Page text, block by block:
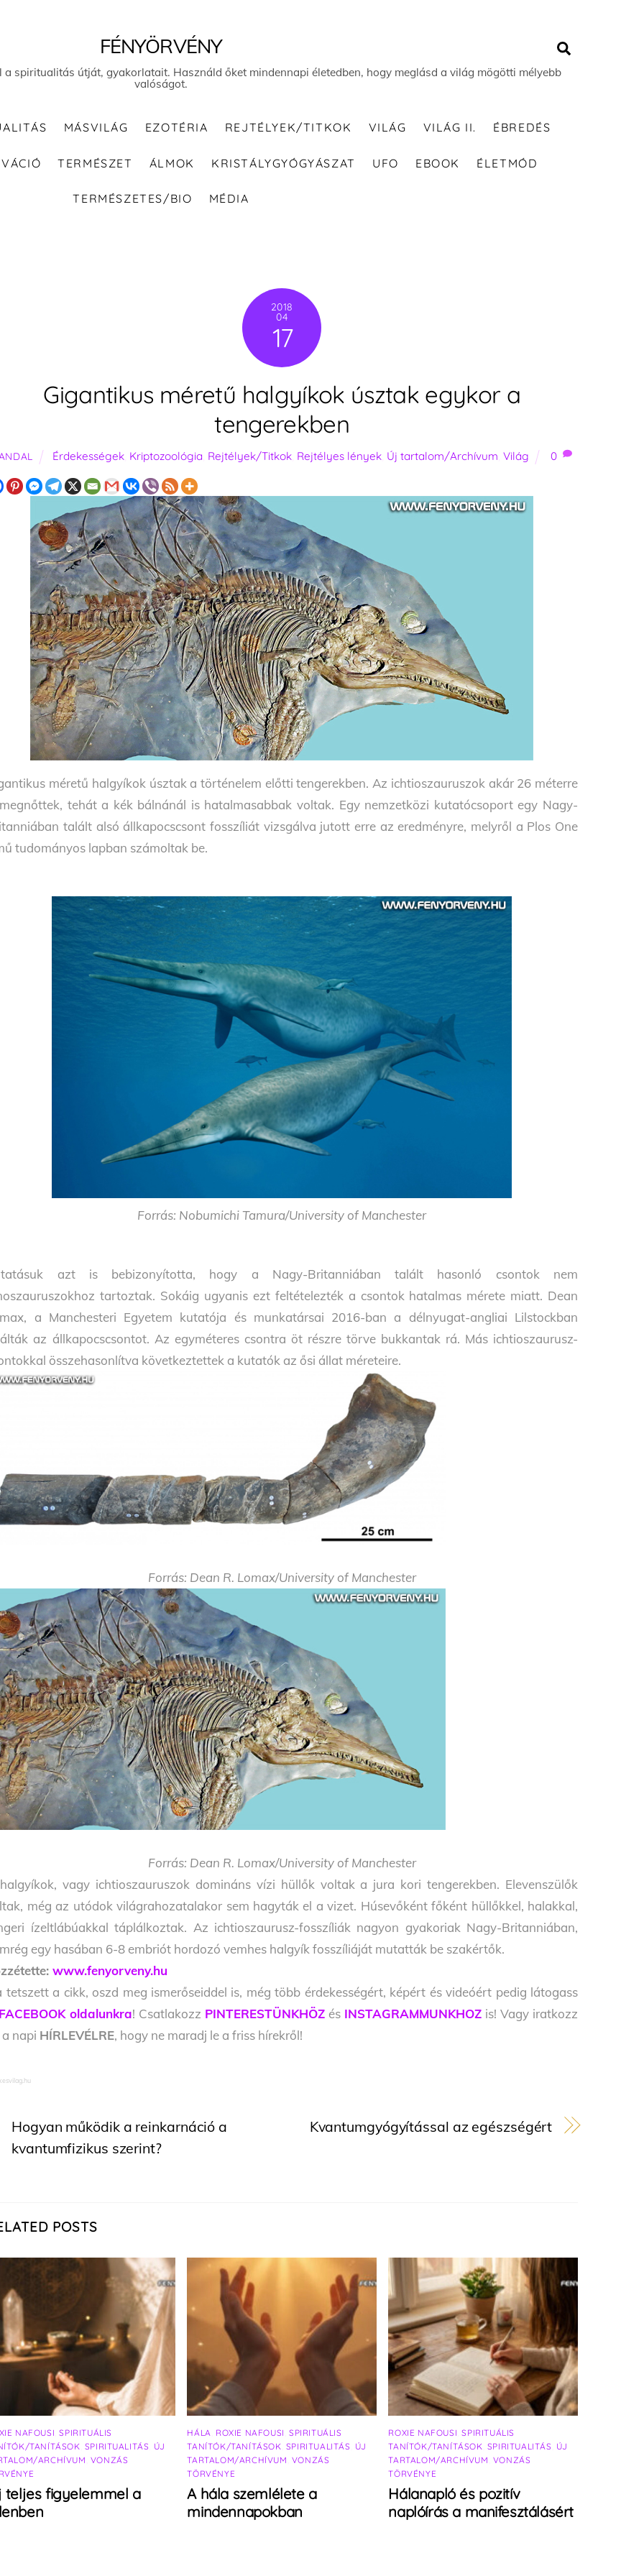
FÉNYÖRVÉNY
a spiritualitás útját, gyakorlatait. Használd őket mindennapi életedben, hogy meglásd a világ mögötti mélyebb
valóságot.
MÁSVILÁG EZOTÉRIA REJTÉLYEK/TITKOK VILÁG VILÁG II. ÉBREDÉS
TERMÉSZET ÁLMOK KRISTÁLYGYÓGYÁSZAT UFO EBOOK ÉLETMÓD
TERMÉSZETES/BIO MÉDIA
2018
04
17
Gigantikus méretű halgyíkok úsztak egykor a
tengerekben
Érdekességek, Kriptozoológia Rejtélyek/Titkok, Rejtélyes lények, Új tartalom/Archívum Világ 0
méretű halgyíkok úsztak a történelem előtti tengerekben. Az ichtioszauruszok akár 26 méterre
tehát a kék bálnánál is hatalmasabbak voltak. Egy nemzetközi kutatócsoport egy Nagy-
talált alsó állkapocscsont fosszíliát vizsgálva jutott erre az eredményre, melyről a Plos One
tudományos lapban számoltak be.
Forrás: Nobumichi Tamura/University of Manchester
azt is bebizonyította, hogy a Nagy-Britanniában talált hasonló csontok nem
tartoztak. Sokáig ugyanis ezt feltételezték a csontok hatalmas mérete miatt. Dean
a Manchesteri Egyetem kutatója és munkatársai 2016-ban a délnyugat-angliai Lilstockban
az állkapocscsontot. Az egyméteres csontra öt részre törve bukkantak rá. Más ichtioszaurusz-
összehasonlítva következtettek a kutatók az ősi állat méreteire.
Forrás: Dean R. Lomax/University of Manchester
Forrás: Dean R. Lomax/University of Manchester
vagy ichtioszauruszok domináns vízi hüllők voltak a jura kori tengerekben. Elevenszülők
még az utódok világrahozatalakor sem hagyták el a vizet. Húsevőként főként hüllőkkel, halakkal,
ízeltlábúakkal táplálkoztak. Az ichtioszaurusz-fosszíliák nagyon gyakoriak Nagy-Britanniában,
egy hasában 6-8 embriót hordozó vemhes halgyík fosszíliáját mutatták be szakértők.
www.fenyorveny.hu
tetszett a cikk, oszd meg ismerőseiddel is, még több érdekességért, képért és videóért pedig látogass
oldalunkra! Csatlakozz PINTERESTÜNKHÖZ és INSTAGRAMMUNKHOZ is! Vagy iratkozz
napi HÍRLEVÉLRE, hogy ne maradj le a friss hírekről!
Hogyan működik a reinkarnáció a
kvantumfizikus szerint?
Kvantumgyógyítással az egészségért
POSTS
NAFOUSI ,SPIRITUÁLIS
TANÍTÁSOK SPIRITUALITÁS ÚJ
ARCHÍVUM VONZÁS
teljes figyelemmel a
HÁLA ROXIE NAFOUSI SPIRITUÁLIS
TANÍTÓK/TANÍTÁSOK SPIRITUALITÁS ÚJ
TARTALOM/ARCHÍVUM VONZÁS
TÖRVÉNYE
A hála szemlélete a
mindennapokban
ROXIE NAFOUSI ,SPIRITUÁLIS
TANÍTÓK/TANÍTÁSOK SPIRITUALITÁS ÚJ
TARTALOM/ARCHÍVUM VONZÁS
TÖRVÉNYE
Hálanapló és pozitív
naplóírás a manifesztálásért